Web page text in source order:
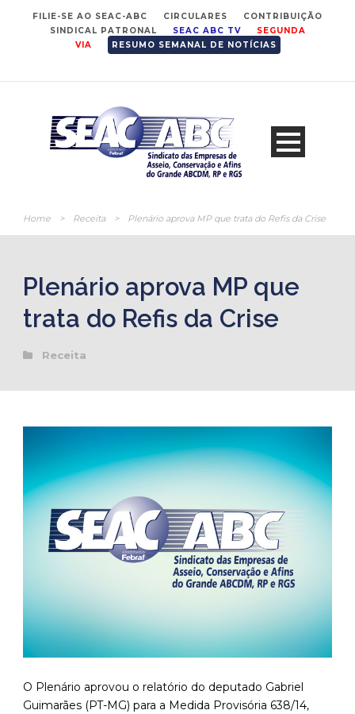
FILIE-SE AO SEAC-ABC CIRCULARES
CONTRIBUIÇÃO
SINDICAL PATRONAL
SEAC ABC TV
SEGUNDA
VIA
RESUMO SEMANAL DE NOTÍCIAS
Home > Receita > Plenário aprova MP que trata do Refis da Crise
Plenário aprova MP que
trata do Refis da Crise
Receita
O Plenário aprovou o relatório do deputado Gabriel
Guimarães (PT-MG) para a Medida Provisória 638/14,